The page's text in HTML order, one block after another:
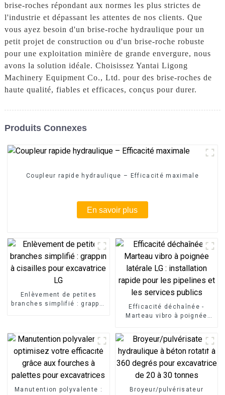
brise-roches répondant aux normes les plus strictes de
l'industrie et dépassant les attentes de nos clients. Que
vous ayez besoin d'un brise-roche hydraulique pour un
petit projet de construction ou d'un brise-roche robuste
pour une exploitation minière de grande envergure, nous
avons la solution idéale. Choisissez Yantai Ligong
Machinery Equipment Co., Ltd. pour des brise-roches de
haute qualité, fiables et efficaces, conçus pour durer.
Produits Connexes
Coupleur rapide hydraulique – Efficacité maximale
En savoir plus
Enlèvement de petites
branches simplifié : grappin
Efficacité déchaînée -
Marteau vibro à poignée
rapide pour les pipelines et
les services publics
Manutention polyvalente :
Broyeur/pulvérisateur